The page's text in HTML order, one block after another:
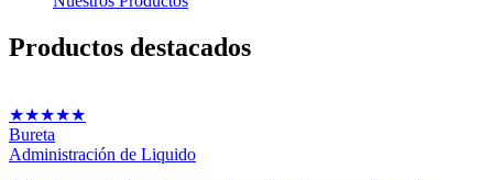
Productos destacados
★★★★★
Bureta
Administración de Liquido